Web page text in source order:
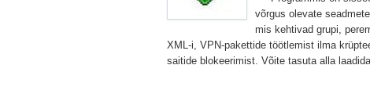
võrgus olevate
mis kehtivad grupi,
XML-i, VPN-pakettide töötlemist ilma
saitide blokeerimist. Võite tasuta alla